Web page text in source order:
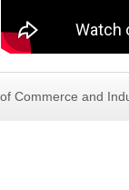
Commerce and